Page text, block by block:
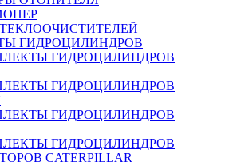
ГИДРОЦИЛИНДРОВ
ГИДРОЦИЛИНДРОВ
ГИДРОЦИЛИНДРОВ
ГИДРОЦИЛИНДРОВ
ГИДРОЦИЛИНДРОВ
CATERPILLAR